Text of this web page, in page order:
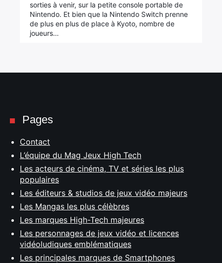
sorties à venir, sur la petite console portable de
Nintendo. Et bien que la Nintendo Switch prenne
de plus en plus de place à Kyoto, nombre de
joueurs…
Pages
Contact
L’équipe du Mag Jeux High Tech
Les acteurs de cinéma, TV et séries les plus
populaires
Les éditeurs & studios de jeux vidéo majeurs
Les Mangas les plus célèbres
Les marques High-Tech majeures
Les personnages de jeux vidéo et licences
vidéoludiques emblématiques
Les principales marques de Smartphones